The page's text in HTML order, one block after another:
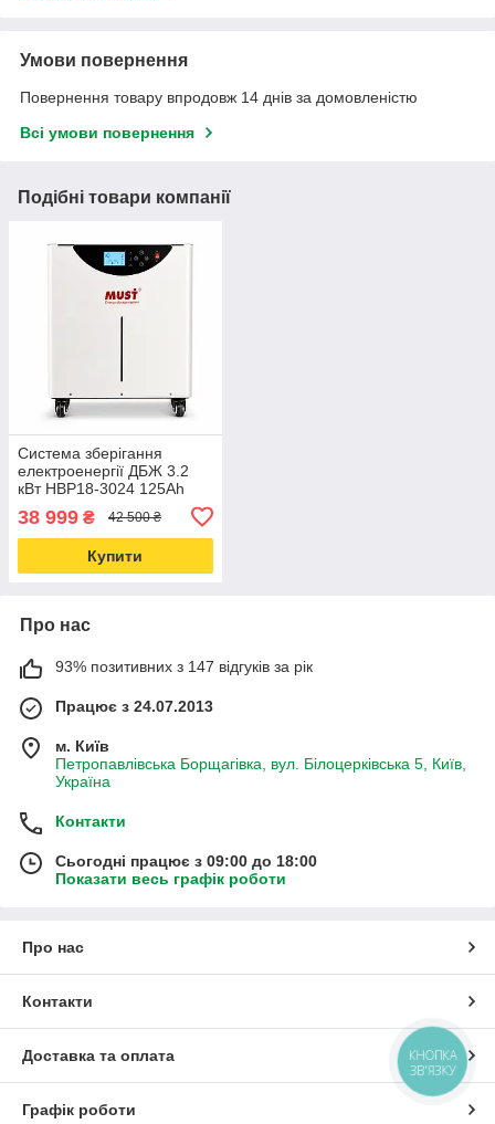
Умови повернення
Повернення товару впродовж 14 днів за домовленістю
Всі умови повернення
Подібні товари компанії
Система зберігання
електроенергії ДБЖ 3.2
кВт HBP18-3024 125Ah
38 999 ₴ 42 500 ₴
Купити
Про нас
93% позитивних з 147 відгуків за рік
Працює з 24.07.2013
м. Київ
Петропавлівська Борщагівка, вул. Білоцерківська 5, Київ,
Україна
Контакти
Сьогодні працює з 09:00 до 18:00
Показати весь графік роботи
Про нас
Контакти
Доставка та оплата
Графік роботи
КНОПКА
ЗВ'ЯЗКУ